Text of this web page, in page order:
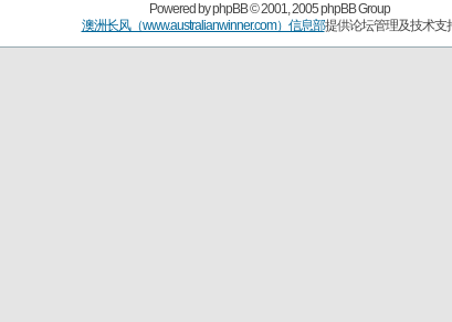
Powered byphpBB© 2001, 2005 phpBB Group
澳洲长风（www.australianwinner.com）信息部提供论坛管理及技术支